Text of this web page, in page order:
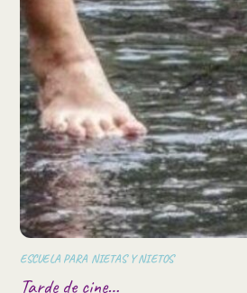
ESCUELA PARA NIETAS Y NIETOS
Tarde de cine…